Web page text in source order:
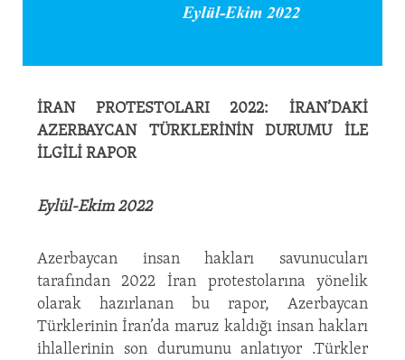
İRAN PROTESTOLARI 2022: İRAN’DAKİ
AZERBAYCAN TÜRKLERİNİN DURUMU İLE
İLGİLİ RAPOR
Eylül-Ekim 2022
Azerbaycan insan hakları savunucuları
tarafından 2022 İran protestolarına yönelik
olarak hazırlanan bu rapor, Azerbaycan
Türklerinin İran’da maruz kaldığı insan hakları
ihlallerinin son durumunu anlatıyor .Türkler